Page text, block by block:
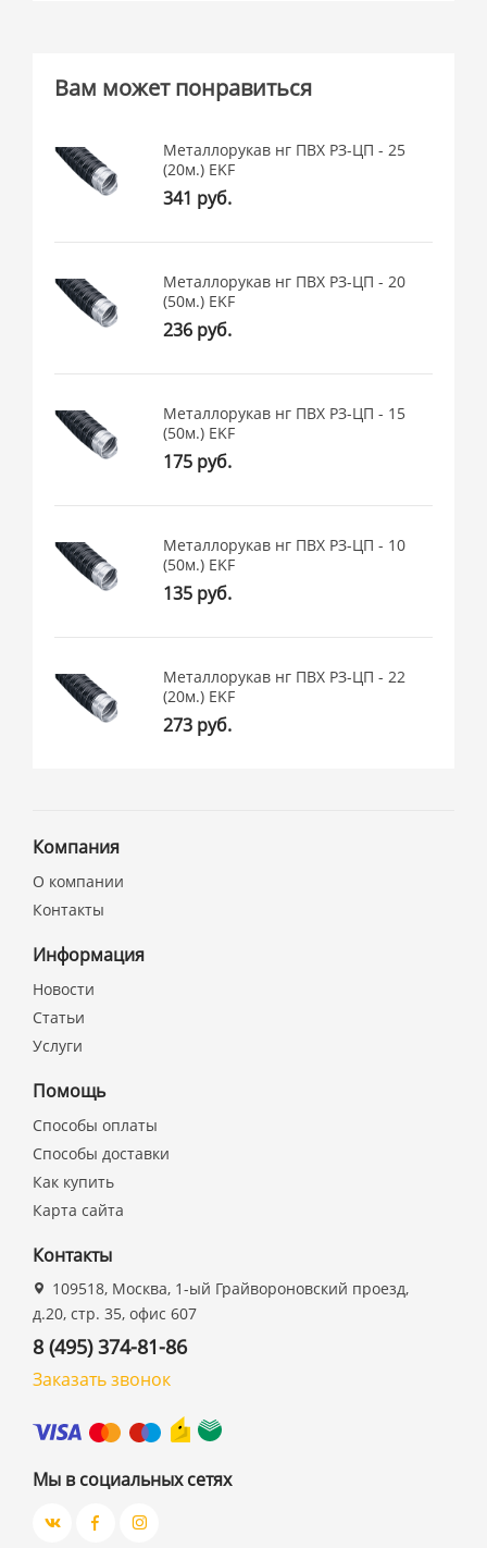
Вам может понравиться
Металлорукав нг ПВХ РЗ-ЦП - 25
(20м.) EKF
341 руб.
Металлорукав нг ПВХ РЗ-ЦП - 20
(50м.) EKF
236 руб.
Металлорукав нг ПВХ РЗ-ЦП - 15
(50м.) EKF
175 руб.
Металлорукав нг ПВХ РЗ-ЦП - 10
(50м.) EKF
135 руб.
Металлорукав нг ПВХ РЗ-ЦП - 22
(20м.) EKF
273 руб.
Компания
О компании
Контакты
Информация
Новости
Статьи
Услуги
Помощь
Способы оплаты
Способы доставки
Как купить
Карта сайта
Контакты
109518, Москва, 1-ый Грайвороновский проезд,
д.20, стр. 35, офис 607
8 (495) 374-81-86
Заказать звонок
Мы в социальных сетях